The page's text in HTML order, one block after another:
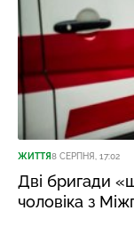
ЖИТТЯ8 СЕРПНЯ, 17:02
Дві бригади
чоловіка з